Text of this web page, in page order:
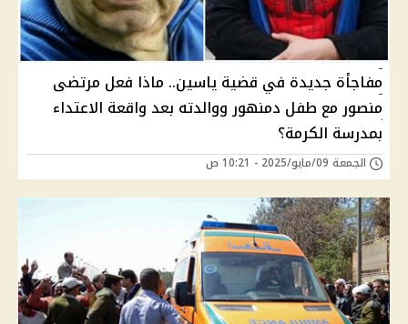
مفاجأة جديدة في قضية ياسين.. ماذا فعل مرتضى
منصور مع طفل دمنهور ووالدته بعد واقعة الاعتداء
بمدرسة الكرمة؟
الجمعة 09/مايو/2025 - 10:21 ص